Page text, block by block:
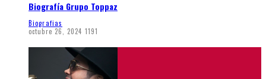
Biografía Grupo Toppaz
Biografias
octubre 26, 2024 1191